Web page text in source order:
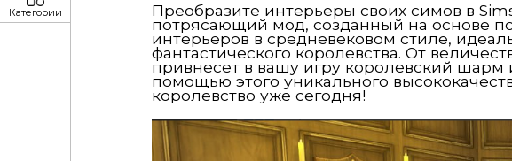
Преобразите интерьеры своих симов в
потрясающий мод, созданный на основе
интерьеров в средневековом стиле,
фантастического королевства. От
привнесет в вашу игру королевский
помощью этого уникального
королевство уже сегодня!
Категории